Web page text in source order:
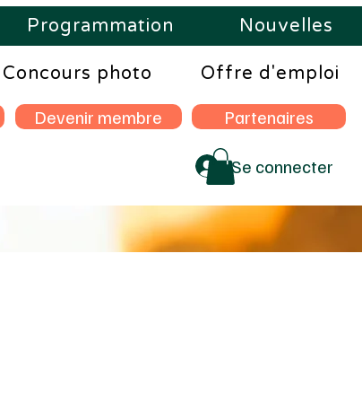
Programmation Nouvelles
Concours photo Offre d'emploi
Devenir membre Partenaires
Se connecter